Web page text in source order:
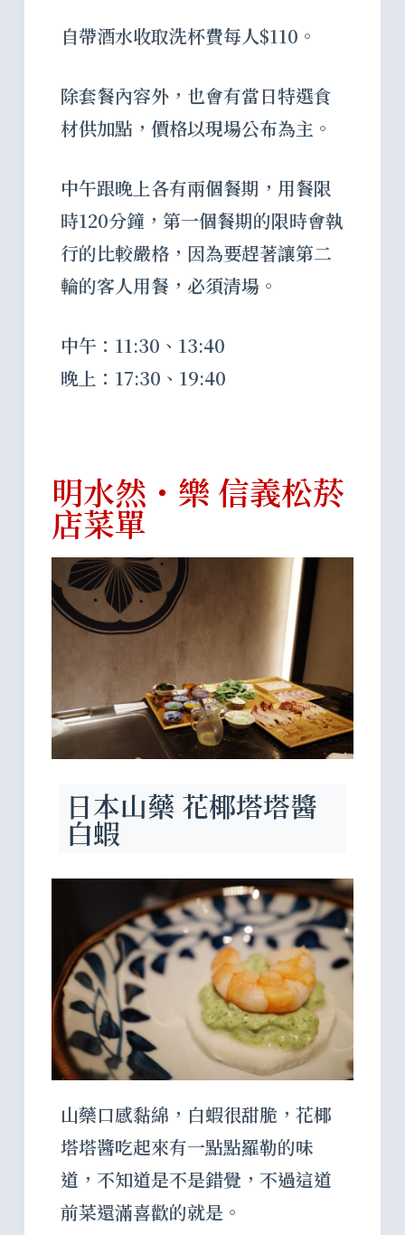
自帶酒水收取洗杯費每人$110。
除套餐內容外，也會有當日特選食
材供加點，價格以現場公布為主。
中午跟晚上各有兩個餐期，用餐限
時120分鐘，第一個餐期的限時會執
行的比較嚴格，因為要趕著讓第二
輪的客人用餐，必須清場。
中午：11:30、13:40
晚上：17:30、19:40
明水然・樂 信義松菸
店菜單
日本山藥 花椰塔塔醬
白蝦
山藥口感黏綿，白蝦很甜脆，花椰
塔塔醬吃起來有一點點羅勒的味
道，不知道是不是錯覺，不過這道
前菜還滿喜歡的就是。